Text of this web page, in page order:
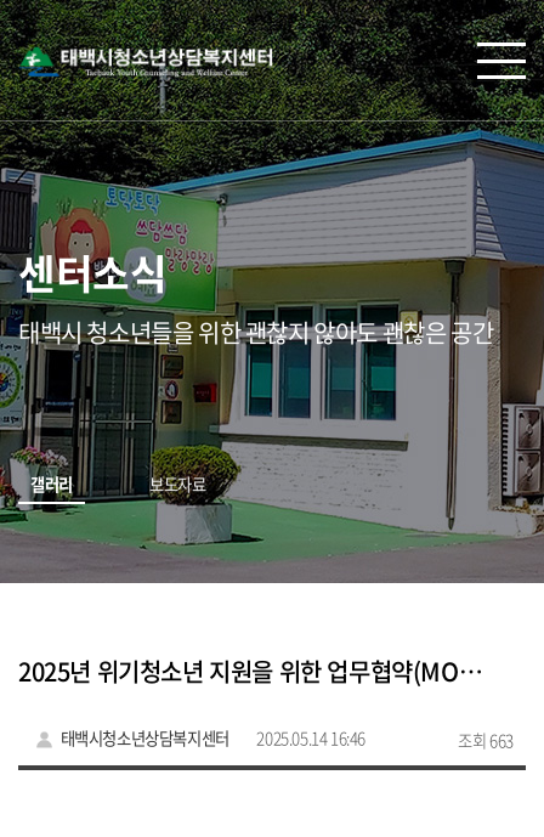
센터소식
태백시 청소년들을 위한 괜찮지 않아도 괜찮은 공간
갤러리 보도자료
2025년 위기청소년 지원을 위한 업무협약(MOU)체결
태백시청소년상담복지센터 2025.05.14 16:46 조회 663